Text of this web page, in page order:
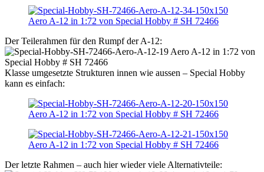
Der Teilerahmen für den Rumpf der A-12:
Klasse umgesetzte Strukturen innen wie aussen – Special Hobby
kann es einfach:
Der letzte Rahmen – auch hier wieder viele Alternativteile: